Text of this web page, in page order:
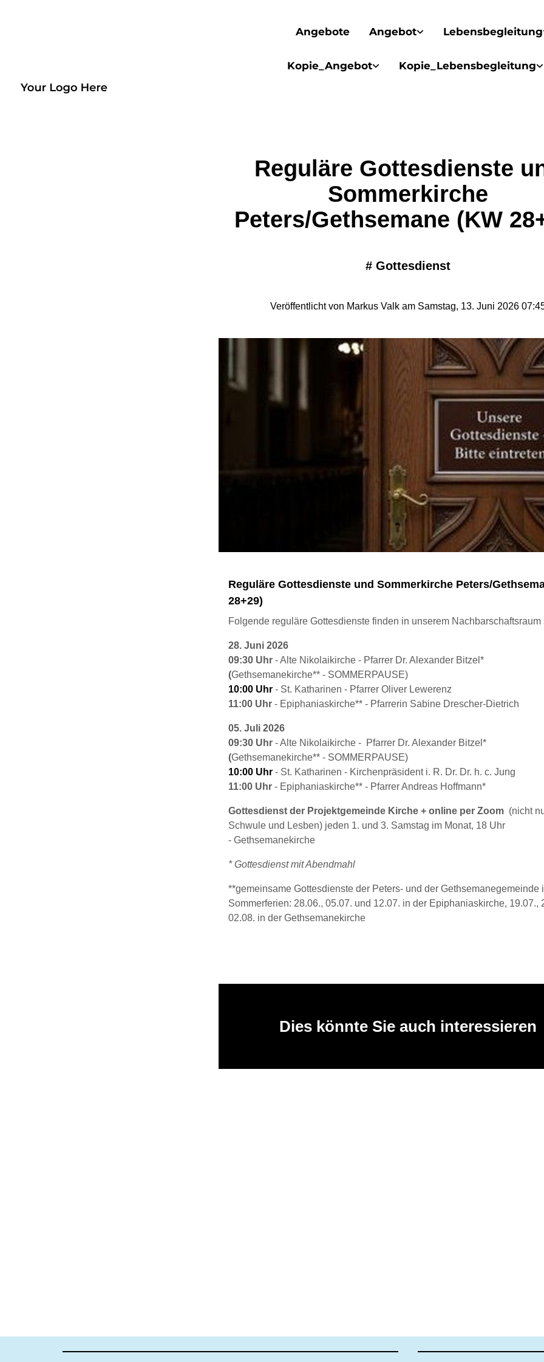
Angebote Angebot Lebensbegleitung
Kopie_Angebot Kopie_Lebensbegleitung
Reguläre Gottesdienste
Sommerkirche
Peters/Gethsemane (KW
# Gottesdienst
Veröffentlicht von Markus Valk am Samstag, 13. Juni 2026
Reguläre Gottesdienste und Sommerkirche Peters/
28+29)
Folgende reguläre Gottesdienste finden in unserem Nachbarschaftsraum
28. Juni 2026
09:30 Uhr- Alte Nikolaikirche - Pfarrer Dr. Alexander Bitzel*
(Gethsemanekirche** - SOMMERPAUSE)
10:00 Uhr - St. Katharinen - Pfarrer Oliver Lewerenz
11:00 Uhr- Epiphaniaskirche** - Pfarrerin Sabine Drescher-Dietrich
05. Juli 2026
09:30 Uhr- Alte Nikolaikirche - Pfarrer Dr. Alexander Bitzel*
(Gethsemanekirche** - SOMMERPAUSE)
10:00 Uhr - St. Katharinen - Kirchenpräsident i. R. Dr. Dr. h. c. Jung
11:00 Uhr- Epiphaniaskirche** - Pfarrer Andreas Hoffmann*
Gottesdienst der Projektgemeinde Kirche + online per Zoom(nicht
Schwule und Lesben) jeden 1. und 3. Samstag im Monat, 18 Uhr
- Gethsemanekirche
* Gottesdienst mit Abendmahl
**gemeinsame Gottesdienste der Peters- und der Gethsemanegemeinde
Sommerferien: 28.06., 05.07. und 12.07. in der Epiphaniaskirche, 19.07.,
02.08. in der Gethsemanekirche
Dies könnte Sie auch interessieren